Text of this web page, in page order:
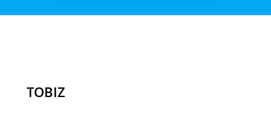
TOBIZ